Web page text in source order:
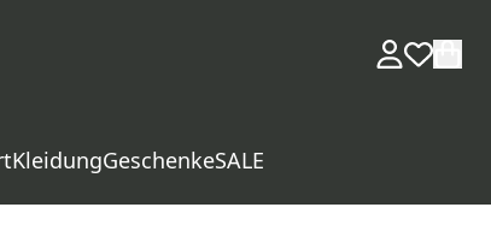
KleidungGeschenkeSALE